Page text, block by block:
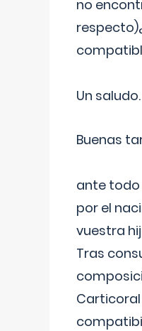
no
Un saludo.
Buenas
ante
por el
vuestra
Tras